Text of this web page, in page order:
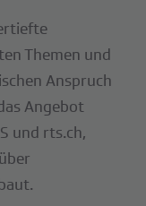
Themen und
Anspruch
Angebot
und rts.ch,